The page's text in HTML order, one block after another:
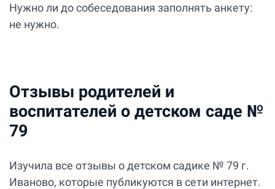
Нужно ли до собеседования заполнять анкету:
не нужно.
Отзывы родителей и
воспитателей о детском саде №
79
Изучила все отзывы о детском садике № 79 г.
Иваново, которые публикуются в сети интернет.